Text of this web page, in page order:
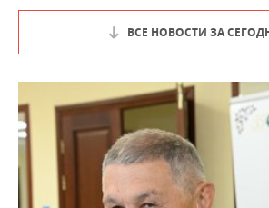
ВСЕ НОВОСТИ ЗА